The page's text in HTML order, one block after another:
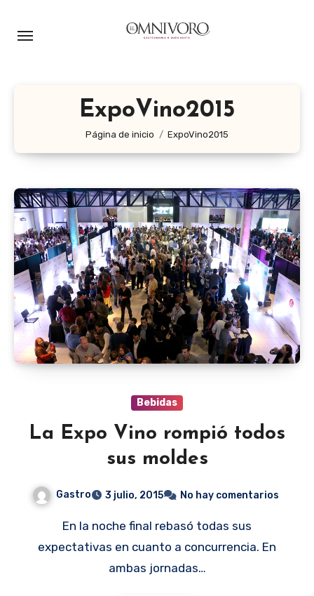
ExpoVino2015
Página de inicio ExpoVino2015
Bebidas
La Expo Vino rompió todos
sus moldes
Gastro 3 julio, 2015 No hay comentarios
En la noche final rebasó todas sus
expectativas en cuanto a concurrencia. En
ambas jornadas…